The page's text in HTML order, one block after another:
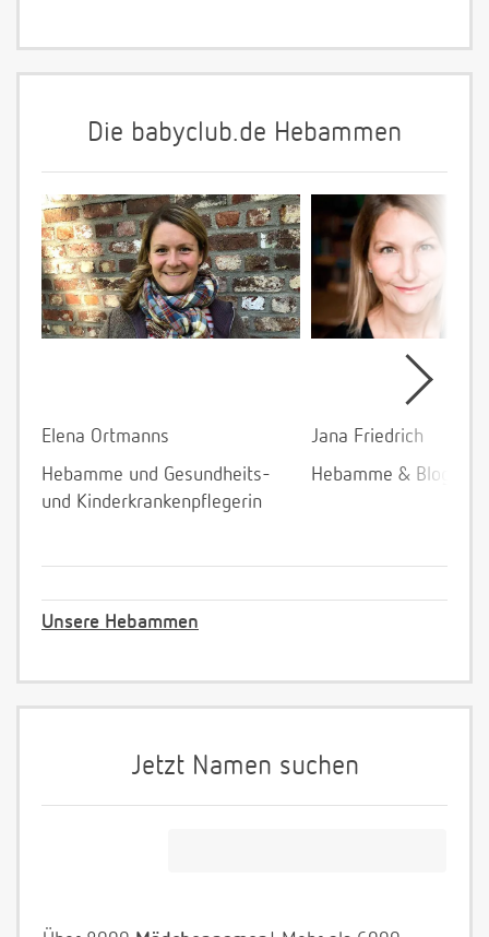
Die babyclub.de Hebammen
Elena Ortmanns
Hebamme und Gesundheits-
und Kinderkrankenpflegerin
Jana Friedrich
Hebamme &
Unsere Hebammen
Jetzt Namen suchen